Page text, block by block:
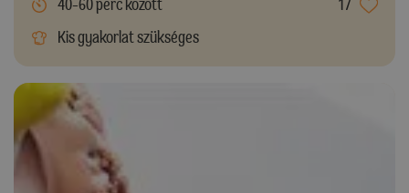
40-60 perc között
17
Kis gyakorlat szükséges